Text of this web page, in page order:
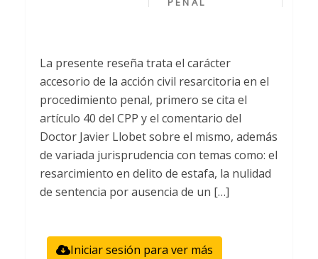
La presente reseña trata el carácter
accesorio de la acción civil resarcitoria en el
procedimiento penal, primero se cita el
artículo 40 del CPP y el comentario del
Doctor Javier Llobet sobre el mismo, además
de variada jurisprudencia con temas como: el
resarcimiento en delito de estafa, la nulidad
de sentencia por ausencia de un […]
Iniciar sesión para ver más